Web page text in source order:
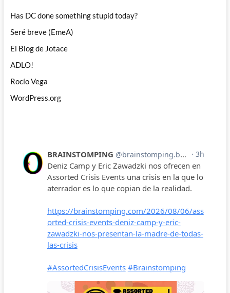
Has DC done something stupid today?
Seré breve (EmeA)
El Blog de Jotace
ADLO!
Rocío Vega
WordPress.org